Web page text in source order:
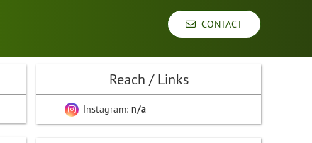
CONTACT
Reach / Links
Instagram:n/a